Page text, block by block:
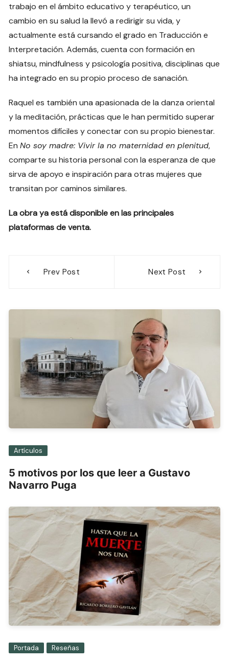
trabajo en el ámbito educativo y terapéutico, un
cambio en su salud la llevó a redirigir su vida, y
actualmente está cursando el grado en Traducción e
Interpretación. Además, cuenta con formación en
shiatsu, mindfulness y psicología positiva, disciplinas que
ha integrado en su propio proceso de sanación.
Raquel es también una apasionada de la danza oriental
y la meditación, prácticas que le han permitido superar
momentos difíciles y conectar con su propio bienestar.
EnNo soy madre: Vivir la no maternidad en plenitud,
comparte su historia personal con la esperanza de que
sirva de apoyo e inspiración para otras mujeres que
transitan por caminos similares.
La obra ya está disponible en las principales
plataformas de venta.
Prev Post Next Post
Artículos
5 motivos por los que leer a Gustavo
Navarro Puga
Portada Reseñas